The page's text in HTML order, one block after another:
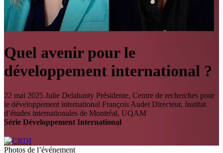
Quel avenir pour le
développement international ?
22 mai 2025 Julie Delahanty Présidente, Centre de recherches pour
le développement international François Audet Directeur, Institut
d’études internationales de Montréal, UQAM
Série Développement International
Photos de l’événement